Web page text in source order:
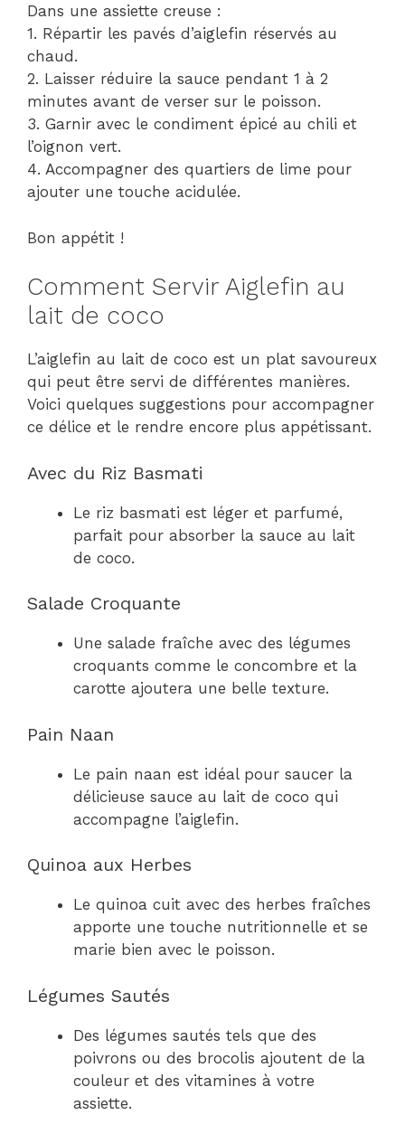
Dans une assiette creuse :
1. Répartir les pavés d’aiglefin réservés au
chaud.
2. Laisser réduire la sauce pendant 1 à 2
minutes avant de verser sur le poisson.
3. Garnir avec le condiment épicé au chili et
l’oignon vert.
4. Accompagner des quartiers de lime pour
ajouter une touche acidulée.
Bon appétit !
Comment Servir Aiglefin au
lait de coco
L’aiglefin au lait de coco est un plat savoureux
qui peut être servi de différentes manières.
Voici quelques suggestions pour accompagner
ce délice et le rendre encore plus appétissant.
Avec du Riz Basmati
Le riz basmati est léger et parfumé,
parfait pour absorber la sauce au lait
de coco.
Salade Croquante
Une salade fraîche avec des légumes
croquants comme le concombre et la
carotte ajoutera une belle texture.
Pain Naan
Le pain naan est idéal pour saucer la
délicieuse sauce au lait de coco qui
accompagne l’aiglefin.
Quinoa aux Herbes
Le quinoa cuit avec des herbes fraîches
apporte une touche nutritionnelle et se
marie bien avec le poisson.
Légumes Sautés
Des légumes sautés tels que des
poivrons ou des brocolis ajoutent de la
couleur et des vitamines à votre
assiette.